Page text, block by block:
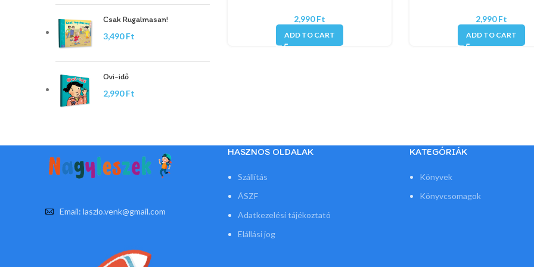
Csak Rugalmasan!
Ft
Ovi-idő
Ft
Ft
ADD TO CART
Ft
ADD TO CART
Email: laszlo.venk@gmail.com
HASZNOS OLDALAK
Szállítás
ÁSZF
Adatkezelési tájékoztató
Elállási jog
KATEGÓRIÁK
Könyvek
Könyvcsomagok